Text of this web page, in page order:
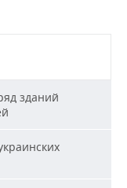
зданий